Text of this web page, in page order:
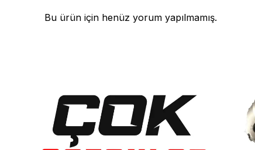
Bu ürün için henüz yorum yapılmamış.